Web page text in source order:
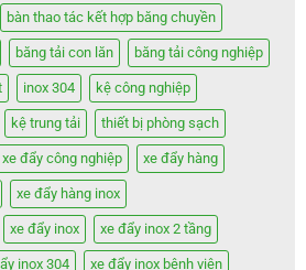
bàn thao tác kết hợp băng chuyền
băng tải con lăn băng tải công nghiệp
inox 304 kệ công nghiệp
kệ trung tải thiết bị phòng sạch
xe đẩy công nghiệp xe đẩy hàng
xe đẩy hàng inox
xe đẩy inox xe đẩy inox 2 tầng
inox 304 xe đẩy inox bệnh viện